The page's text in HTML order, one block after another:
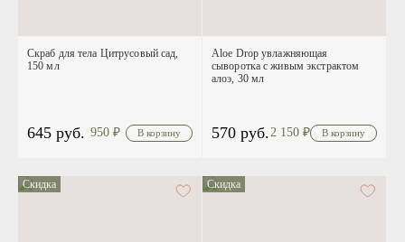
Скраб для тела Цитрусовый сад,
150 мл
645 руб. 950 ₽
Aloe Drop увлажняющая
сыворотка с живым экстрактом
алоэ, 30 мл
570 руб.2 150 ₽
Скидка Скидка